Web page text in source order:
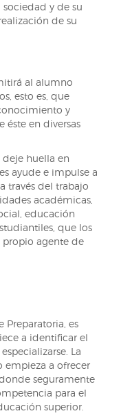
y de su
de su
al alumno
esto es, que
y
éste en diversas
deje huella en
ayude e impulse a
través del trabajo
académicas,
educación
que los
propio agente de
es
a identificar el
La
empieza a ofrecer
seguramente
para el
superior.